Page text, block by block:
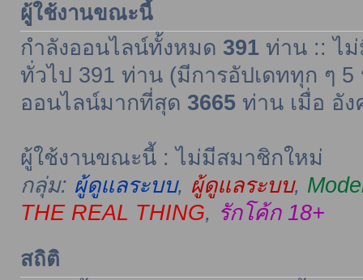
ผู้ใช้งานขณะนี้
กำลังออนไลน์ทั้งหมด 391ท่าน :: ไม่
ทั่วไป 391 ท่าน (มีการอัปเดททุก ๆ 5
ออนไลน์มากที่สุด 3665ท่าน เมื่อ อัง
ผู้ใช้งานขณะนี้ : ไม่มีสมาชิกใหม่
กลุ่ม: ผู้ดูแลระบบ, ผู้ดูแลระบบ,
THE REAL THING, รักโค้ก 18+
สถิติ